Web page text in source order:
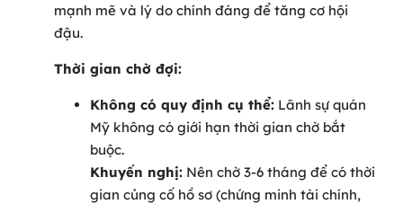
mạnh mẽ và lý do chính đáng để tăng cơ hội
đậu.
Thời gian chờ đợi:
Không có quy định cụ thể: Lãnh sự quán
Mỹ không có giới hạn thời gian chờ bắt
buộc.
Khuyến nghị: Nên chờ 3-6 tháng để có thời
gian củng cố hồ sơ (chứng minh tài chính,